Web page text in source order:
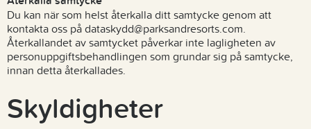
Du kan när som helst återkalla ditt samtycke genom att
kontakta oss på dataskydd@parksandresorts.com.
Återkallandet av samtycket påverkar inte lagligheten av
personuppgiftsbehandlingen som grundar sig på samtycke,
innan detta återkallades.
Skyldigheter